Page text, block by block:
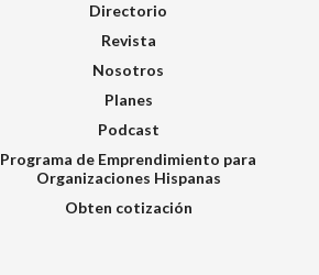
Directorio
Revista
Nosotros
Planes
Podcast
Programa de Emprendimiento para
Organizaciones Hispanas
Obten cotización